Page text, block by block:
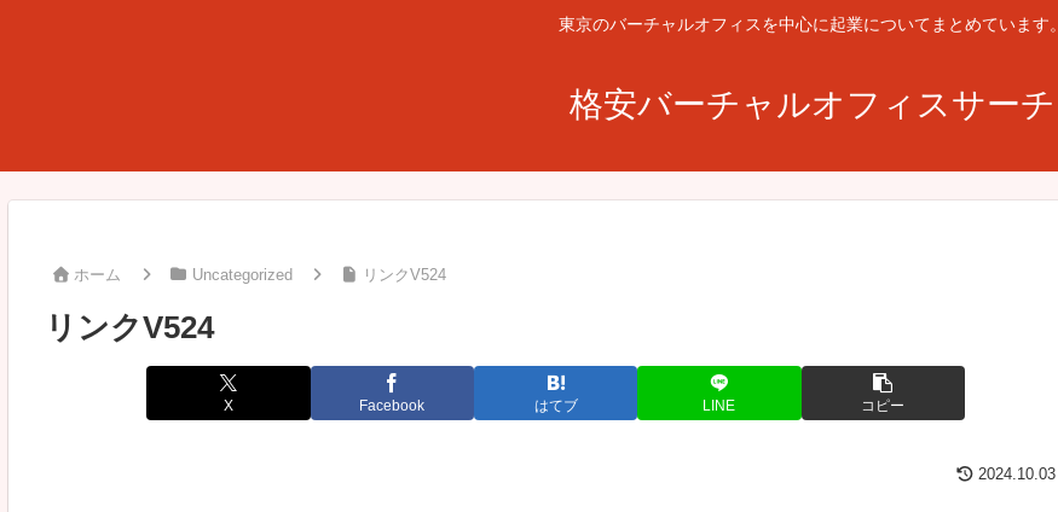
東京のバーチャルオフィスを中心に起業についてまとめています。
格安バーチャルオフィスサーチ
ホーム Uncategorized リンクV524
リンクV524
X Facebook はてブ LINE コピー
2024.10.03